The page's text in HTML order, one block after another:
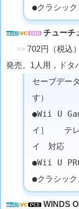
●クラシック
チューチ
>> 702円（税込
発売。1人用，ドタ
セーブデー
す）
●Wii U
イ］ テレ
イ 対応
●Wii U
●クラシック
WINDS